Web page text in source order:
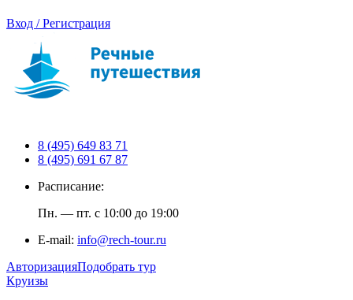
Вход / Регистрация
8 (495) 649 83 71
8 (495) 691 67 87
Расписание:
Пн. — пт. с 10:00 до 19:00
E-mail: info@rech-tour.ru
АвторизацияПодобрать тур
Круизы